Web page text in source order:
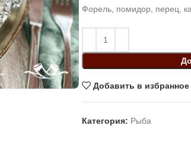
Форель, помидор, перец,
Добавить в избранное
Категория: Рыба